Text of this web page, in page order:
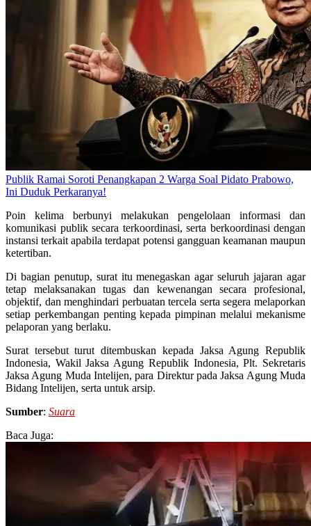
Publik Ramai Soroti Penangkapan 2 Warga Soal Pidato Prabowo,
Ini Duduk Perkaranya!
Poin kelima berbunyi melakukan pengelolaan informasi dan
komunikasi publik secara terkoordinasi, serta berkoordinasi dengan
instansi terkait apabila terdapat potensi gangguan keamanan maupun
ketertiban.
Di bagian penutup, surat itu menegaskan agar seluruh jajaran agar
tetap melaksanakan tugas dan kewenangan secara profesional,
objektif, dan menghindari perbuatan tercela serta segera melaporkan
setiap perkembangan penting kepada pimpinan melalui mekanisme
pelaporan yang berlaku.
Surat tersebut turut ditembuskan kepada Jaksa Agung Republik
Indonesia, Wakil Jaksa Agung Republik Indonesia, Plt. Sekretaris
Jaksa Agung Muda Intelijen, para Direktur pada Jaksa Agung Muda
Bidang Intelijen, serta untuk arsip.
Sumber: Suara
Baca Juga: